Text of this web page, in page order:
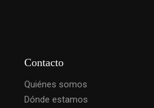
Contacto
Quiénes somos
Dónde estamos